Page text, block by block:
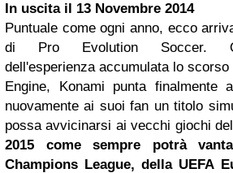
In uscita il 13 Novembre 2014
Puntuale come ogni anno, ecco
di Pro Evolution Soccer.
dell'esperienza accumulata lo
Engine, Konami punta finalmente
nuovamente ai suoi fan un titolo
possa avvicinarsi ai vecchi giochi
2015 come sempre potrà
Champions League, della UEFA